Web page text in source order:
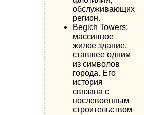
обслуживающих
регион.
Begich Towers:
массивное
жилое здание,
ставшее одним
из символов
города. Его
история
связана с
послевоенным
строительством